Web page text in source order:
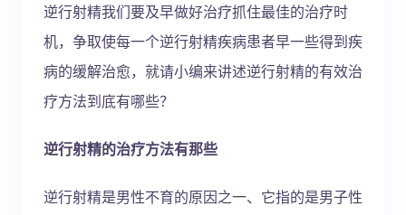
逆行射精我们要及早做好治疗抓住最佳的治疗时
机，争取使每一个逆行射精疾病患者早一些得到疾
病的缓解治愈，就请小编来讲述逆行射精的有效治
疗方法到底有哪些？
逆行射精的治疗方法有那些
逆行射精是男性不育的原因之一、它指的是男子性